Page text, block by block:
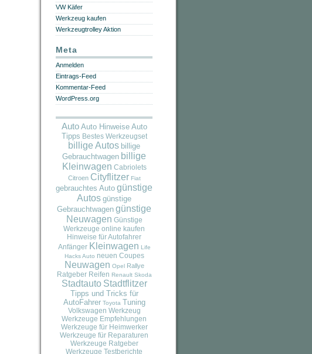
VW Käfer
Werkzeug kaufen
Werkzeugtrolley Aktion
Meta
Anmelden
Eintrags-Feed
Kommentar-Feed
WordPress.org
Auto Auto Hinweise Auto
Tipps Bestes Werkzeugset
billige Autos billige
Gebrauchtwagen billige
Kleinwagen Cabriolets
Citroen Cityflitzer Fiat
gebrauchtes Auto günstige
Autos günstige
Gebrauchtwagen günstige
Neuwagen Günstige
Werkzeuge online kaufen
Hinweise für Autofahrer
Anfänger Kleinwagen Life
Hacks Auto neuen Coupes
Neuwagen Opel Rallye
Ratgeber Reifen Renault Skoda
Stadtauto Stadtflitzer
Tipps und Tricks für
AutoFahrer Toyota Tuning
Volkswagen Werkzeug
Werkzeuge Empfehlungen
Werkzeuge für Heimwerker
Werkzeuge für Reparaturen
Werkzeuge Ratgeber
Werkzeuge Testberichte